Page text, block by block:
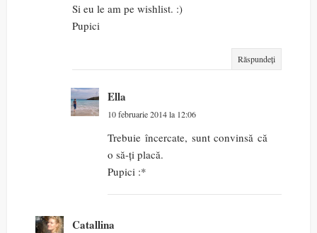
Si eu le am pe wishlist. :)
Pupici
Răspundeți
Ella
10 februarie 2014 la 12:06
Trebuie încercate, sunt convinsă că
o să-ți placă.
Pupici :*
Catallina